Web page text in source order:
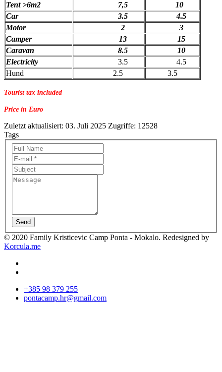
Tent >6m2
7,5
10
Car
3.5
4.5
Motor
2
3
Camper
13
15
Caravan
8.5
10
Electricity
3.5
4.5
Hund
2.5 3.5
Tourist tax included
Price in Euro
Zuletzt aktualisiert: 03. Juli 2025 Zugriffe: 12528
Tags
Send
© 2020 Family Kristicevic Camp Ponta - Mokalo. Redesigned by
Korcula.me
+385 98 379 255
pontacamp.hr@gmail.com